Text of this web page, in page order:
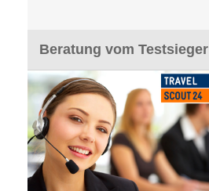
Beratung vom Testsieger